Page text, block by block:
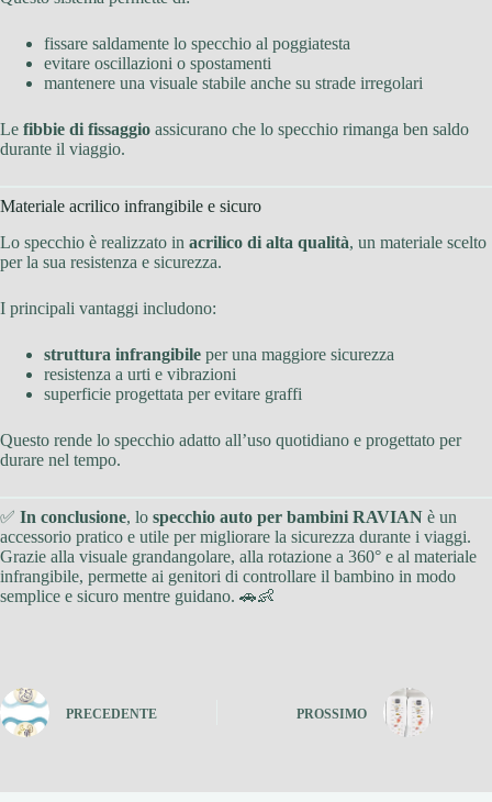
fissare saldamente lo specchio al poggiatesta
evitare oscillazioni o spostamenti
mantenere una visuale stabile anche su strade irregolari
Le fibbie di fissaggio assicurano che lo specchio rimanga ben saldo
durante il viaggio.
Materiale acrilico infrangibile e sicuro
Lo specchio è realizzato in acrilico di alta qualità, un materiale scelto
per la sua resistenza e sicurezza.
I principali vantaggi includono:
struttura infrangibile per una maggiore sicurezza
resistenza a urti e vibrazioni
superficie progettata per evitare graffi
Questo rende lo specchio adatto all’uso quotidiano e progettato per
durare nel tempo.
✅ In conclusione, lo specchio auto per bambini RAVIAN è un
accessorio pratico e utile per migliorare la sicurezza durante i viaggi.
Grazie alla visuale grandangolare, alla rotazione a 360° e al materiale
infrangibile, permette ai genitori di controllare il bambino in modo
semplice e sicuro mentre guidano. 🚗👶
PRECEDENTE PROSSIMO